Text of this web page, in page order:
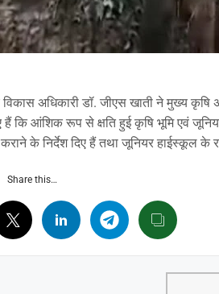
अधिकारी डॉ. जीएस खाती ने मुख्य कृषि
हैं कि आंशिक रूप से क्षति हुई कृषि भूमि एवं
के निर्देश दिए हैं तथा जूनियर हाईस्कूल के
Share this…